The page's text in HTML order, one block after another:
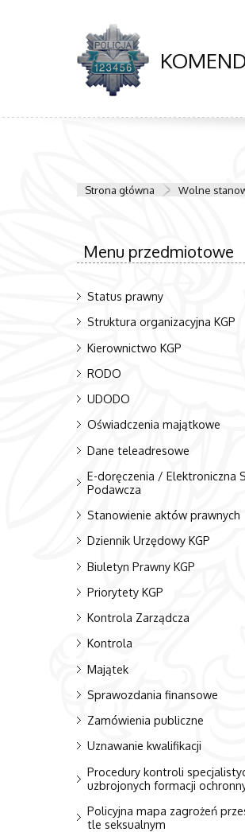
Strona główna Wolne
Menu przedmiotowe
Status prawny
Struktura organizacyjna KGP
Kierownictwo KGP
RODO
UDODO
Oświadczenia majątkowe
Dane teleadresowe
E-doręczenia / Elektroniczna
Podawcza
Stanowienie aktów prawnych
Dziennik Urzędowy KGP
Biuletyn Prawny KGP
Priorytety KGP
Kontrola Zarządcza
Kontrola
Majątek
Sprawozdania finansowe
Zamówienia publiczne
Uznawanie kwalifikacji
Procedury kontroli
uzbrojonych formacji
Policyjna mapa zagrożeń
tle seksualnym